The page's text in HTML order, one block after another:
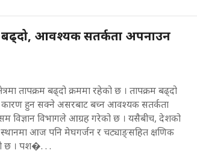
बढ्दो, आवश्यक सतर्कता अपनाउन
तापक्रम बढ्दो क्रममा रहेको छ । तापक्रम बढ्दो
कारण हुन सक्ने असरबाट बच्न आवश्यक सतर्कता
विज्ञान विभागले आग्रह गरेको छ । यसैबीच, देशको
आज पनि मेघगर्जन र चट्याङ्सहित क्षणिक
छ । पश�. . .